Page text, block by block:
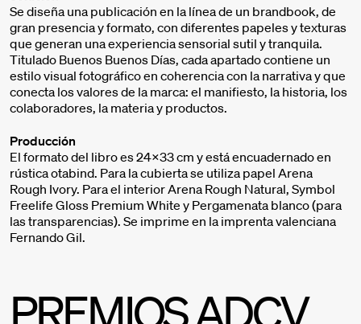
Se diseña una publicación en la línea de un brandbook, de
gran presencia y formato, con diferentes papeles y texturas
que generan una experiencia sensorial sutil y tranquila.
Titulado Buenos Buenos Días, cada apartado contiene un
estilo visual fotográfico en coherencia con la narrativa y que
conecta los valores de la marca: el manifiesto, la historia, los
colaboradores, la materia y productos.
Producción
El formato del libro es 24x33 cm y está encuadernado en
rústica otabind. Para la cubierta se utiliza papel Arena
Rough Ivory. Para el interior Arena Rough Natural, Symbol
Freelife Gloss Premium White y Pergamenata blanco (para
las transparencias). Se imprime en la imprenta valenciana
Fernando Gil.
PREMIOS ADCV